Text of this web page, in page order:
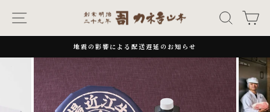
ナビゲーション キーワ
一
時
止
地震の影響による配送遅延のお知らせ